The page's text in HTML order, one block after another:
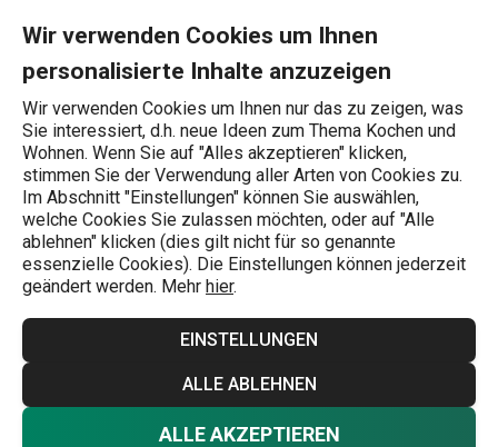
Wir verwenden Cookies um Ihnen
personalisierte Inhalte anzuzeigen
Wir verwenden Cookies um Ihnen nur das zu zeigen, was
Sie interessiert, d.h. neue Ideen zum Thema Kochen und
Wohnen. Wenn Sie auf "Alles akzeptieren" klicken,
stimmen Sie der Verwendung aller Arten von Cookies zu.
Im Abschnitt "Einstellungen" können Sie auswählen,
welche Cookies Sie zulassen möchten, oder auf "Alle
ablehnen" klicken (dies gilt nicht für so genannte
essenzielle Cookies). Die Einstellungen können jederzeit
geändert werden. Mehr hier.
EINSTELLUNGEN
ALLE ABLEHNEN
ALLE AKZEPTIEREN
Wonach suchen Sie?
Übersicht der Produktlinien
CLASSIC
Der Name der Produktlinie lässt bereits vermuten, dass
es sich um Produkte im klassischen Design für den
täglichen Gebrauch handelt. Zum Beispiel
Gewürzbehälter. CLASSIC-Besteck
ist aus hochwertigem Edelstahl gefertigt und wird mit
einer 5-Jahres-Garantie geliefert.